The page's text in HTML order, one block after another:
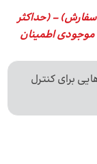
سفارش) – (حداکثر
موجودی اطمینان
برای کنترل